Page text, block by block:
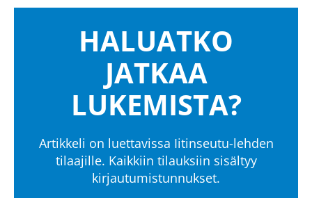
HALUATKO
JATKAA
LUKEMISTA?
Artikkeli on luettavissa Iitinseutu-lehden
tilaajille. Kaikkiin tilauksiin sisältyy
kirjautumistunnukset.